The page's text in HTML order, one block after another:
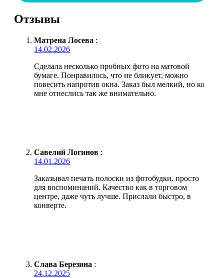
Отзывы
Матрена Лосева :
14.02.2026
Сделала несколько пробных фото на матовой
бумаге. Понравилось, что не бликует, можно
повесить напротив окна. Заказ был мелкий, но ко
мне отнеслись так же внимательно.
Савелий Логинов :
14.01.2026
Заказывал печать полоски из фотобудки, просто
для воспоминаний. Качество как в торговом
центре, даже чуть лучше. Прислали быстро, в
конверте.
Слава Березина :
24.12.2025